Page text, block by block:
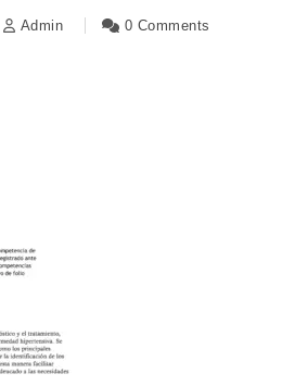
Admin 0 Comments